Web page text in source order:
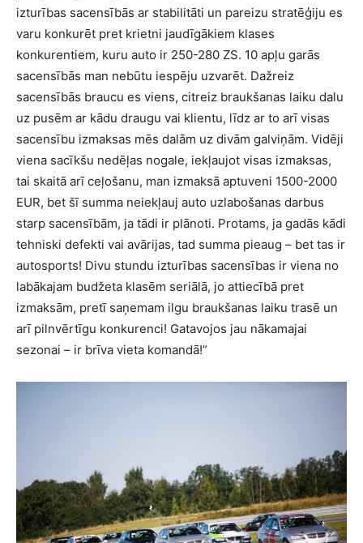
izturības sacensībās ar stabilitāti un pareizu stratēģiju es
varu konkurēt pret krietni jaudīgākiem klases
konkurentiem, kuru auto ir 250-280 ZS. 10 apļu garās
sacensībās man nebūtu iespēju uzvarēt. Dažreiz
sacensībās braucu es viens, citreiz braukšanas laiku dalu
uz pusēm ar kādu draugu vai klientu, līdz ar to arī visas
sacensību izmaksas mēs dalām uz divām galviņām. Vidēji
viena sacīkšu nedēļas nogale, iekļaujot visas izmaksas,
tai skaitā arī ceļošanu, man izmaksā aptuveni 1500-2000
EUR, bet šī summa neiekļauj auto uzlabošanas darbus
starp sacensībām, ja tādi ir plānoti. Protams, ja gadās kādi
tehniski defekti vai avārijas, tad summa pieaug – bet tas ir
autosports! Divu stundu izturības sacensības ir viena no
labākajam budžeta klasēm seriālā, jo attiecībā pret
izmaksām, pretī saņemam ilgu braukšanas laiku trasē un
arī pilnvērtīgu konkurenci! Gatavojos jau nākamajai
sezonai – ir brīva vieta komandā!”